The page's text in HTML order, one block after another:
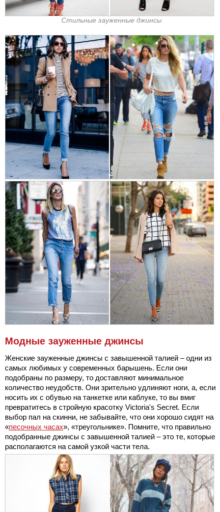
Стильные зауженные джинсы
Модные зауженные джинсы
Женские зауженные джинсы с завышенной талией – одни из
самых любимых у современных барышень. Если они
подобраны по размеру, то доставляют минимальное
количество неудобств. Они зрительно удлиняют ноги, а, если
носить их с обувью на танкетке или каблуке, то вы вмиг
превратитесь в стройную красотку Victoria's Secret. Если
выбор пал на скинни, не забывайте, что они хорошо сидят на
«песочных часах», «треугольнике». Помните, что правильно
подобранные джинсы с завышенной талией – это те, которые
располагаются на самой узкой части тела.